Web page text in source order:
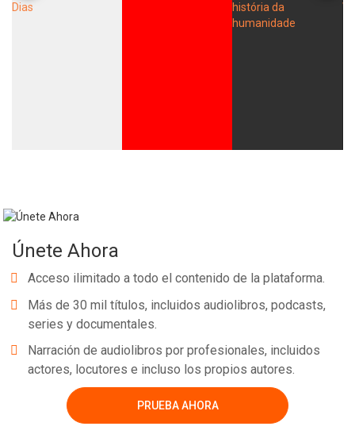
Únete Ahora
Acceso ilimitado a todo el contenido de la plataforma.
Más de 30 mil títulos, incluidos audiolibros, podcasts,
series y documentales.
Narración de audiolibros por profesionales, incluidos
actores, locutores e incluso los propios autores.
PRUEBA AHORA